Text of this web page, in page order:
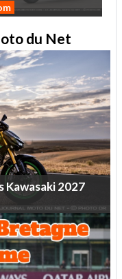
du Net
Kawasaki2027